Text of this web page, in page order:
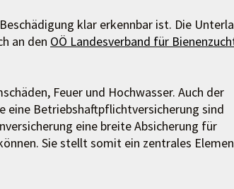
klar erkennbar ist. Die
an den OÖ Landesverband für
Feuer und Hochwasser. Auch der
eine Betriebshaftpflichtversicherung sind
eine breite Absicherung für
Sie stellt somit ein zentrales